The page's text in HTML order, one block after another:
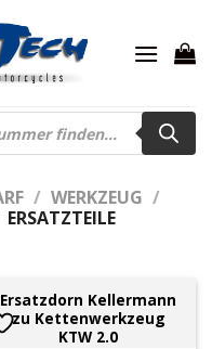
/ WERKZEUG /
ERSATZTEILE
Ersatzdorn Kellermann
zu Kettenwerkzeug
KTW 2.0